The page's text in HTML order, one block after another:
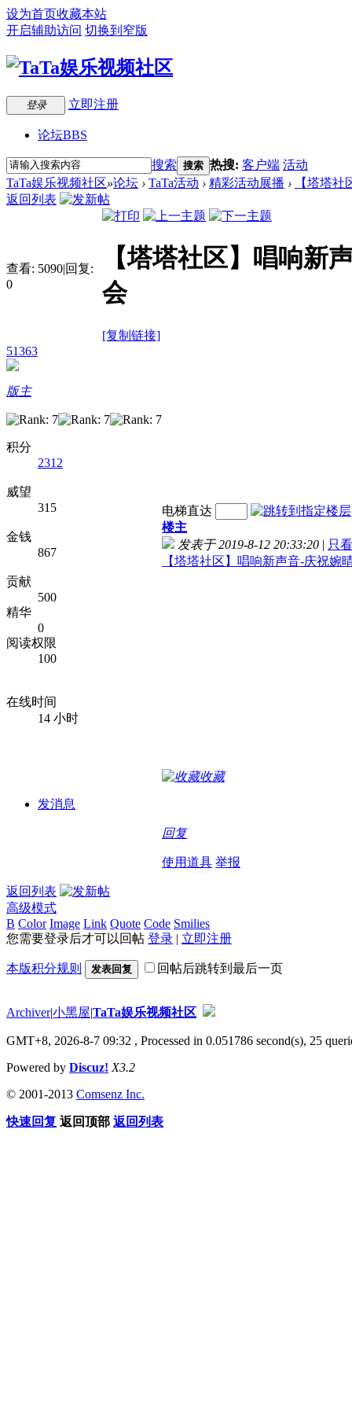
设为首页收藏本站
开启辅助访问 切换到窄版
登录 立即注册
论坛BBS
搜索 搜索 热搜: 客户端 活动
TaTa娱乐视频社区»论坛 › TaTa活动 › 精彩活动展播 ›
【塔塔
返回列表
查看: 5090|回复:
0
【塔塔社区】唱响新
会
[复制链接]
51363
版主
积分
2312
威望
315
金钱
867
贡献
500
精华
0
阅读权限
100
在线时间
14 小时
发消息
电梯直达
楼主
发表于 2019-8-12 20:33:20 | 只
【塔塔社区】唱响新声音-庆祝婉
收藏
回复
使用道具 举报
返回列表
高级模式
B Color Image Link Quote Code Smilies
您需要登录后才可以回帖 登录 | 立即注册
本版积分规则 发表回复 回帖后跳转到最后一页
Archiver|小黑屋|TaTa娱乐视频社区
GMT+8, 2026-8-7 09:32 , Processed in 0.051786 second(s), 25
Powered by Discuz! X3.2
© 2001-2013 Comsenz Inc.
快速回复 返回顶部 返回列表